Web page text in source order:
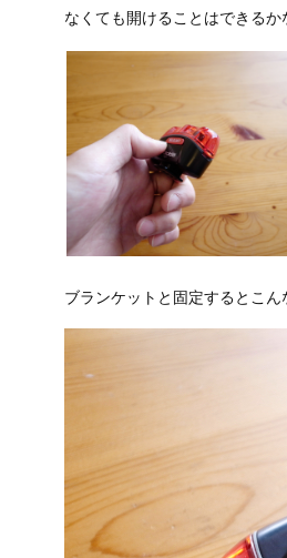
なくても開けることはできるか
ブランケットと固定するとこん